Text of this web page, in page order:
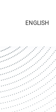
ENGLISH